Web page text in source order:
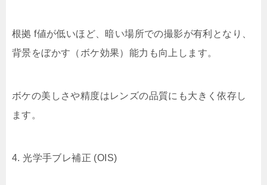
根拠 f値が低いほど、暗い場所での撮影が有利となり、
背景をぼかす（ボケ効果）能力も向上します。
ボケの美しさや精度はレンズの品質にも大きく依存し
ます。
4. 光学手ブレ補正 (OIS)